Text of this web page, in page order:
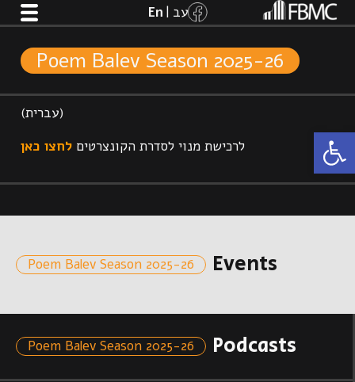
Poem Balev Season 2025-26
(עברית)
לרכישת מנוי לסדרת הקונצרטיםלחצו כאן
Poem Balev Season 2025-26 Events
Poem Balev Season 2025-26 Podcasts